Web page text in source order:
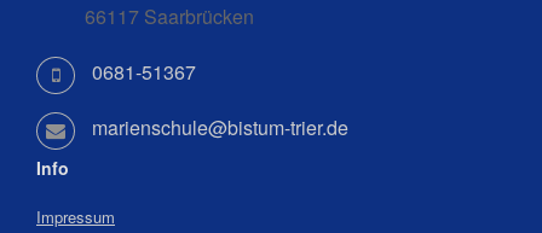
66117 Saarbrücken
0681-51367
marienschule@bistum-trier.de
Info
Impressum